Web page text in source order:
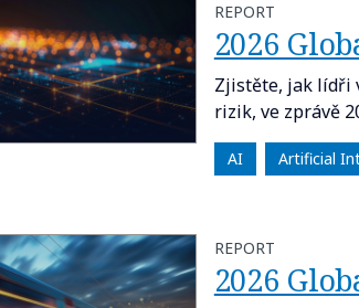
REPORT
2026
Zjistěte, jak lídři
rizik, ve zprávě
AI Artificial
REPORT
2026